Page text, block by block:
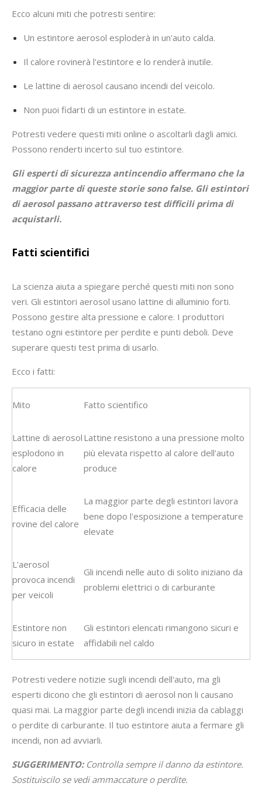
Ecco alcuni miti che potresti sentire:
Un estintore aerosol esploderà in un'auto calda.
Il calore rovinerà l'estintore e lo renderà inutile.
Le lattine di aerosol causano incendi del veicolo.
Non puoi fidarti di un estintore in estate.
Potresti vedere questi miti online o ascoltarli dagli amici.
Possono renderti incerto sul tuo estintore.
Gli esperti di sicurezza antincendio affermano che la
maggior parte di queste storie sono false. Gli estintori
di aerosol passano attraverso test difficili prima di
acquistarli.
Fatti scientifici
La scienza aiuta a spiegare perché questi miti non sono
veri. Gli estintori aerosol usano lattine di alluminio forti.
Possono gestire alta pressione e calore. I produttori
testano ogni estintore per perdite e punti deboli. Deve
superare questi test prima di usarlo.
Ecco i fatti:
Mito Fatto scientifico
Lattine di aerosol
esplodono in
calore
Lattine resistono a una pressione molto
più elevata rispetto al calore dell'auto
produce
Efficacia delle
rovine del calore
La maggior parte degli estintori lavora
bene dopo l'esposizione a temperature
elevate
L'aerosol
provoca incendi
per veicoli
Gli incendi nelle auto di solito iniziano da
problemi elettrici o di carburante
Estintore non
sicuro in estate
Gli estintori elencati rimangono sicuri e
affidabili nel caldo
Potresti vedere notizie sugli incendi dell'auto, ma gli
esperti dicono che gli estintori di aerosol non li causano
quasi mai. La maggior parte degli incendi inizia da cablaggi
o perdite di carburante. Il tuo estintore aiuta a fermare gli
incendi, non ad avviarli.
SUGGERIMENTO: Controlla sempre il danno da estintore.
Sostituiscilo se vedi ammaccature o perdite.